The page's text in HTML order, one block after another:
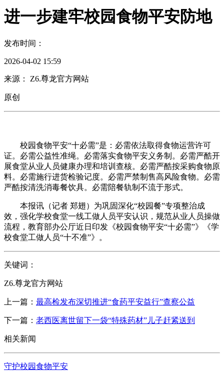
进一步建牢校园食物平安防地
发布时间：
2026-04-02 15:59
来源： Z6.尊龙官方网站
原创
校园食物平安“十必需”是：必需依法取得食物运营许可
证。必需公益性准绳。必需落实食物平安义务制。必需严酷开
展食堂从业人员健康办理和培训查核。必需严酷按采购食物原
料。必需施行进货检验记度。必需严禁制售高风险食物。必需
严酷按清洗消毒餐饮具。必需陪餐轨制不流于形式。
本报讯（记者 郑翅）为巩固深化“校园餐”专项整治成
效，强化学校食堂一线工做人员平安认识，规范从业人员操做
流程，教育部办公厅近日印发《校园食物平安“十必需”》《学
校食堂工做人员“十不准”》。
关键词：
Z6.尊龙官方网站
上一篇： 最高检发布深切推进“食药平安益行”查察公益
下一篇： 老西医离世留下一袋“特殊药材”儿子赶紧送到
相关新闻
守护校园食物平安